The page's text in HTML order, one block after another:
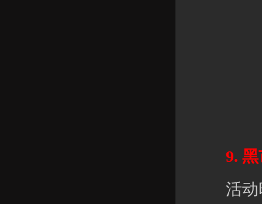
9. 黑
活动时